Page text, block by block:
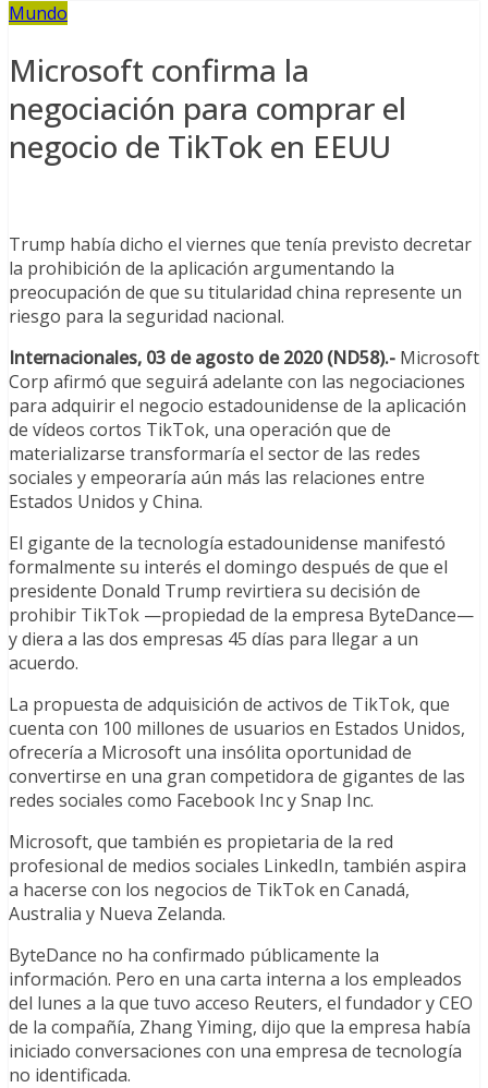
Mundo
Microsoft confirma la
negociación para comprar el
negocio de TikTok en EEUU
Trump había dicho el viernes que tenía previsto decretar
la prohibición de la aplicación argumentando la
preocupación de que su titularidad china represente un
riesgo para la seguridad nacional.
Internacionales, 03 de agosto de 2020 (ND58).- Microsoft
Corp afirmó que seguirá adelante con las negociaciones
para adquirir el negocio estadounidense de la aplicación
de vídeos cortos TikTok, una operación que de
materializarse transformaría el sector de las redes
sociales y empeoraría aún más las relaciones entre
Estados Unidos y China.
El gigante de la tecnología estadounidense manifestó
formalmente su interés el domingo después de que el
presidente Donald Trump revirtiera su decisión de
prohibir TikTok —propiedad de la empresa ByteDance—
y diera a las dos empresas 45 días para llegar a un
acuerdo.
La propuesta de adquisición de activos de TikTok, que
cuenta con 100 millones de usuarios en Estados Unidos,
ofrecería a Microsoft una insólita oportunidad de
convertirse en una gran competidora de gigantes de las
redes sociales como Facebook Inc y Snap Inc.
Microsoft, que también es propietaria de la red
profesional de medios sociales LinkedIn, también aspira
a hacerse con los negocios de TikTok en Canadá,
Australia y Nueva Zelanda.
ByteDance no ha confirmado públicamente la
información. Pero en una carta interna a los empleados
del lunes a la que tuvo acceso Reuters, el fundador y CEO
de la compañía, Zhang Yiming, dijo que la empresa había
iniciado conversaciones con una empresa de tecnología
no identificada.